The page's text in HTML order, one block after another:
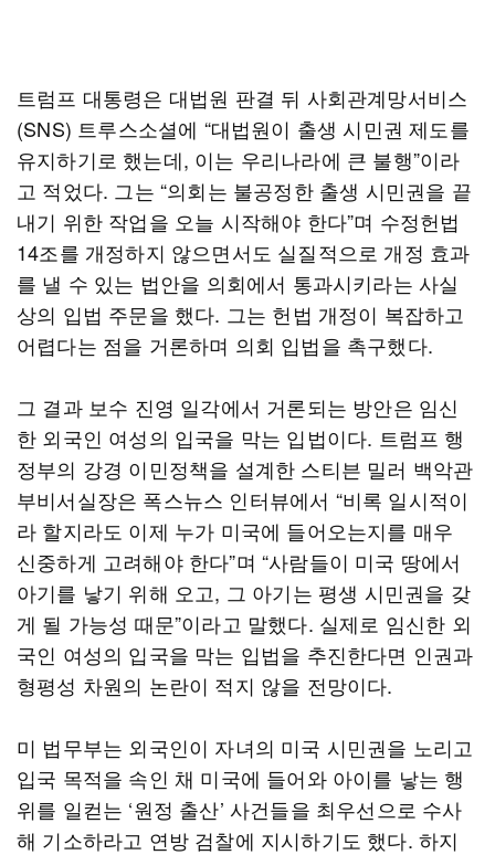
트럼프 대통령은 대법원 판결 뒤 사회관계망서비스
(SNS) 트루스소셜에 “대법원이 출생 시민권 제도를
유지하기로 했는데, 이는 우리나라에 큰 불행”이라
고 적었다. 그는 “의회는 불공정한 출생 시민권을 끝
내기 위한 작업을 오늘 시작해야 한다”며 수정헌법
14조를 개정하지 않으면서도 실질적으로 개정 효과
를 낼 수 있는 법안을 의회에서 통과시키라는 사실
상의 입법 주문을 했다. 그는 헌법 개정이 복잡하고
어렵다는 점을 거론하며 의회 입법을 촉구했다.
그 결과 보수 진영 일각에서 거론되는 방안은 임신
한 외국인 여성의 입국을 막는 입법이다. 트럼프 행
정부의 강경 이민정책을 설계한 스티븐 밀러 백악관
부비서실장은 폭스뉴스 인터뷰에서 “비록 일시적이
라 할지라도 이제 누가 미국에 들어오는지를 매우
신중하게 고려해야 한다”며 “사람들이 미국 땅에서
아기를 낳기 위해 오고, 그 아기는 평생 시민권을 갖
게 될 가능성 때문”이라고 말했다. 실제로 임신한 외
국인 여성의 입국을 막는 입법을 추진한다면 인권과
형평성 차원의 논란이 적지 않을 전망이다.
미 법무부는 외국인이 자녀의 미국 시민권을 노리고
입국 목적을 속인 채 미국에 들어와 아이를 낳는 행
위를 일컫는 ‘원정 출산’ 사건들을 최우선으로 수사
해 기소하라고 연방 검찰에 지시하기도 했다. 하지